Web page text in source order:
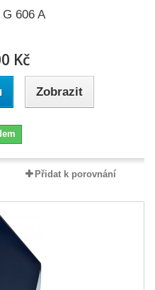
G 606 A
Kč
Zobrazit
Přidat k porovnání